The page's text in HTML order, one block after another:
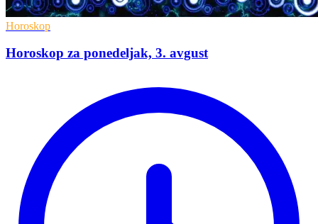
Horoskop
Horoskop za ponedeljak, 3. avgust